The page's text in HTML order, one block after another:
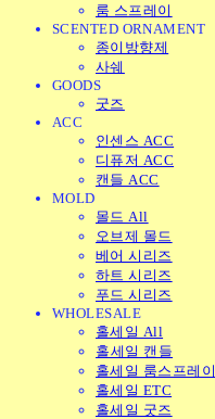
룸 스프레이
SCENTED ORNAMENT
종이방향제
사쉐
GOODS
굿즈
ACC
인센스 ACC
디퓨저 ACC
캔들 ACC
MOLD
몰드 All
오브제 몰드
베어 시리즈
하트 시리즈
푸드 시리즈
WHOLESALE
홀세일 All
홀세일 캔들
홀세일 룸스프레이
홀세일 ETC
홀세일 굿즈